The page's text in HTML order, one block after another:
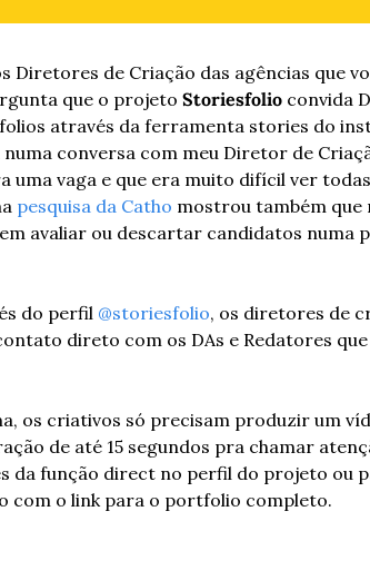
Diretores de Criação das agências que
que o projeto Storiesfolio convida
através da ferramenta stories do
conversa com meu Diretor de
vaga e que era muito difícil ver
pesquisa da Catho mostrou também que
avaliar ou descartar candidatos numa
do perfil @storiesfolio, os diretores de
direto com os DAs e Redatores
os criativos só precisam produzir um
de até 15 segundos pra chamar
da função direct no perfil do projeto ou
com o link para o portfolio completo.